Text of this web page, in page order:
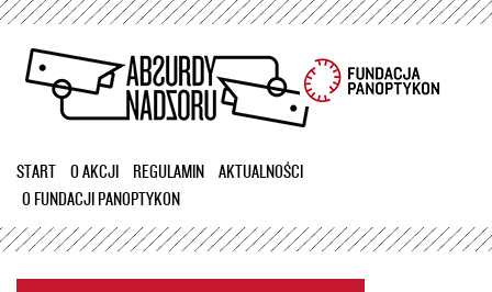
Przejdź
treści
START O AKCJI REGULAMIN
AKTUALNOŚCI
O FUNDACJI PANOPTYKON